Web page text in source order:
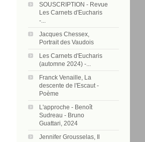
SOUSCRIPTION - Revue
Les Carnets d'Eucharis
-...
Jacques Chessex,
Portrait des Vaudois
Les Carnets d'Eucharis
(automne 2024) -...
Franck Venaille, La
descente de l'Escaut -
Poème
L'approche - Benoît
Sudreau - Bruno
Guattari, 2024
Jennifer Grousselas, Il